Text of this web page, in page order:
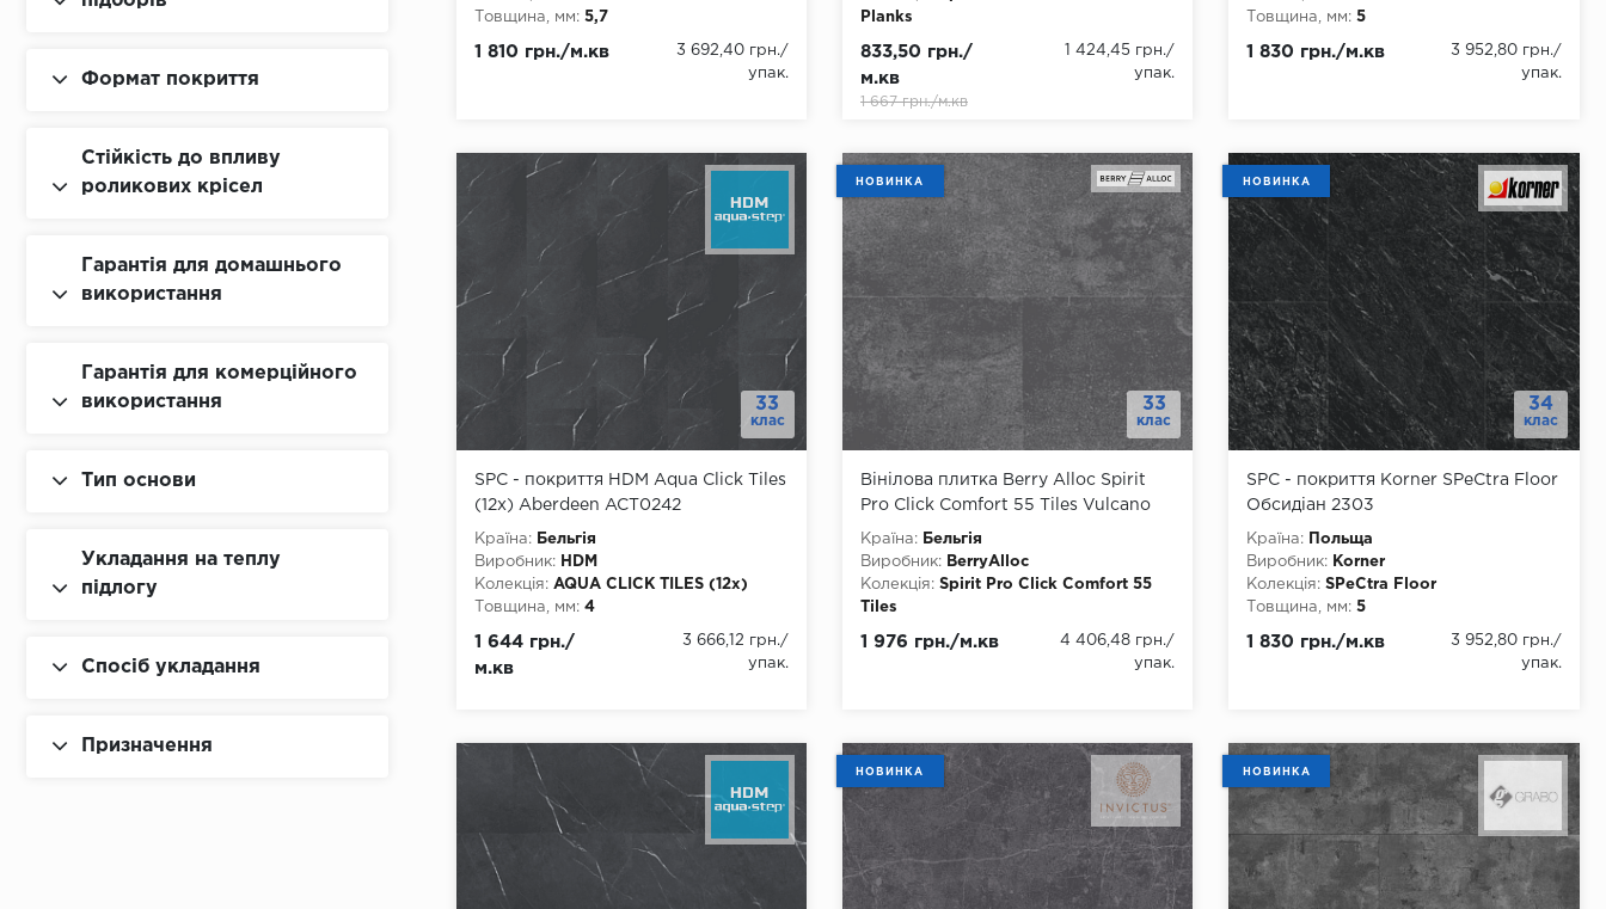
Формат покриття
Стійкість до впливу
роликових крісел
Гарантія для домашнього
використання
Гарантія для комерційного
використання
Тип основи
Укладання на теплу
підлогу
Спосіб укладання
Призначення
Товщина, мм: 5,7
Довжина, мм:
Вологостійкість: так
Тип основи:
1 810 грн./м.кв 3 692,40 грн./
упак.
Planks
Ширина, мм:
177
Довжина, мм:
Клас:
32
Наявність фаски: 4 стороння
Вологостійкість:
Тип основи:
SPC
833,50 грн./
м.кв
1 667 грн./м.кв
1 424,45 грн./
упак.
Товщина, мм: 5
Довжина, мм:
Вологостійкість: так
Тип основи:
Кальцієво-камʼяна основа
1 830 грн./м.кв 3 952,80 грн./
упак.
33
клас
SPC - покриття HDM Aqua Click Tiles
(12x) Aberdeen ACT0242
Країна:
Бельгія
Виробник:
HDM
Колекція: AQUA CLICK TILES (12x)
Товщина, мм: 4
Ширина, мм:
Довжина, мм:
Клас:
Вологостійкість: так
Тип основи:
HD Mineral Core
1 644 грн./
м.кв
3 666,12 грн./
упак.
33
клас
НОВИНКА
Вінілова плитка Berry Alloc Spirit
Pro Click Comfort 55 Tiles Vulcano
Black
Країна:
Бельгія
Виробник:
BerryAlloc
Колекція: Spirit Pro Click Comfort 55
Tiles
Товщина, мм:
Ширина, мм:
Наявність фаски: 4 стороння
Вологостійкість:
так
Тип основи:
HD Mineral Core
1 976 грн./м.кв 4 406,48 грн./
упак.
34
клас
НОВИНКА
SPC - покриття Korner SPeCtra Floor
Обсидіан 2303
Країна:
Польща
Виробник:
Korner
Колекція: SPeCtra Floor
Товщина, мм: 5
Ширина, мм:
Довжина, мм:
Вологостійкість: так
Тип основи:
Кальцієво-камʼяна основа
1 830 грн./м.кв 3 952,80 грн./
упак.
НОВИНКА НОВИНКА